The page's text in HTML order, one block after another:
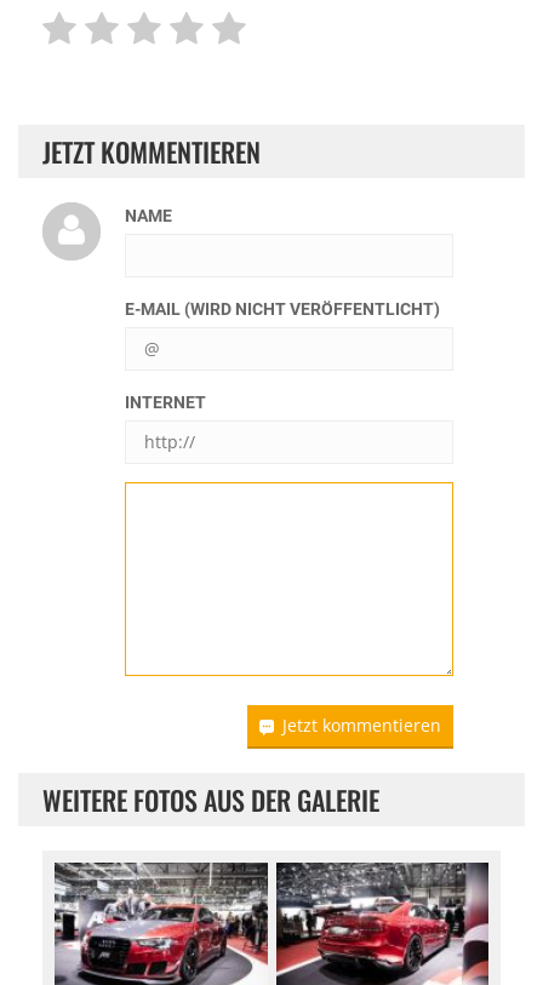
JETZT KOMMENTIEREN
NAME
E-MAIL (WIRD NICHT VERÖFFENTLICHT)
INTERNET
Jetzt kommentieren
WEITERE FOTOS AUS DER GALERIE